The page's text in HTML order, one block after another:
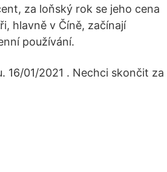
za loňský rok se jeho cena
hlavně v Číně, začínají
používání.
01/2021 . Nechci skončit za